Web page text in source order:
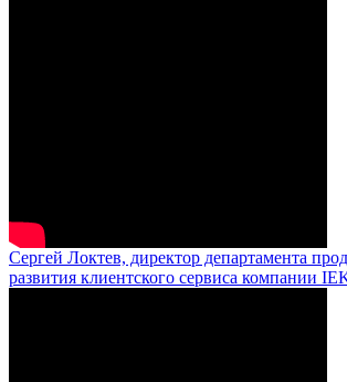
Сергей Локтев, директор департамента
развития клиентского сервиса компании